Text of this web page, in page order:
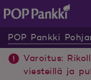
POP Pankki
Varoitus:
viesteillä ja